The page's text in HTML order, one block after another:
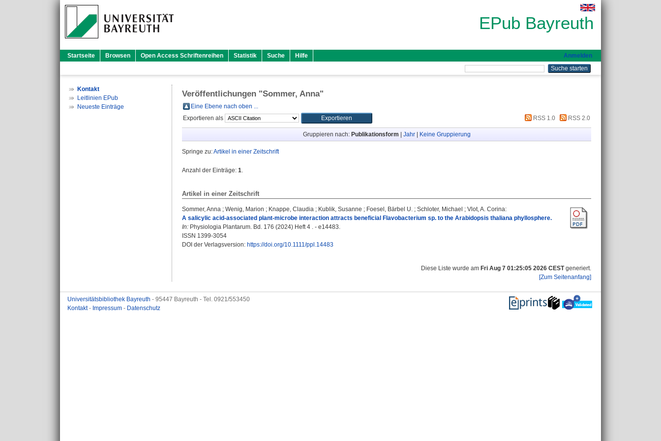
EPub Bayreuth
Startseite Browsen Open Access Schriftenreihen Statistik Suche Hilfe Anmelden
Kontakt
Leitlinien EPub
Neueste Einträge
Veröffentlichungen "Sommer, Anna"
Eine Ebene nach oben ...
Exportieren als
RSS 1.0 RSS 2.0
Gruppieren nach: Publikationsform Jahr| Keine Gruppierung
Springe zu:Artikel in einer Zeitschrift
Anzahl der Einträge: 1.
Artikel in einer Zeitschrift
Sommer, Anna ; Wenig, Marion ; Knappe, Claudia ; Kublik, Susanne ; Foesel, Bärbel U. ; Schloter, Michael ; Vlot, A. Corina:
A salicylic acid‐associated plant‐microbe interaction attracts beneficial Flavobacterium sp. to the Arabidopsis thaliana phyllosphere.
In: Physiologia Plantarum. Bd. 176 (2024) Heft 4 . - e14483.
ISSN 1399-3054
DOI der Verlagsversion: https://doi.org/10.1111/ppl.14483
Diese Liste wurde am Fri Aug 7 01:25:05 2026 CESTgeneriert.
[Zum Seitenanfang]
Universitätsbibliothek Bayreuth - 95447 Bayreuth - Tel. 0921/553450
Kontakt- Impressum - Datenschutz